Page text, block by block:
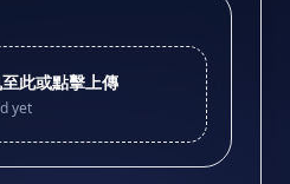
此或點擊上傳
yet